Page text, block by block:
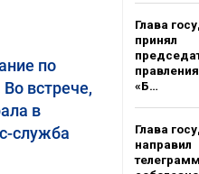
по
встрече,
в
служба
Глава
принял
«Б…
Глава
направил